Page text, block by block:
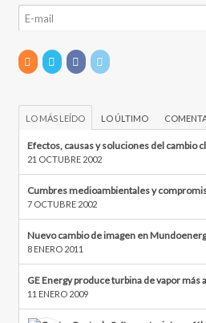
LO MÁS LEÍDO LO ÚLTIMO
Efectos, causas y soluciones del cambio
21 OCTUBRE 2002
Cumbres medioambientales y
7 OCTUBRE 2002
Nuevo cambio de imagen en
8 ENERO 2011
GE Energy produce turbina de vapor más
11 ENERO 2009